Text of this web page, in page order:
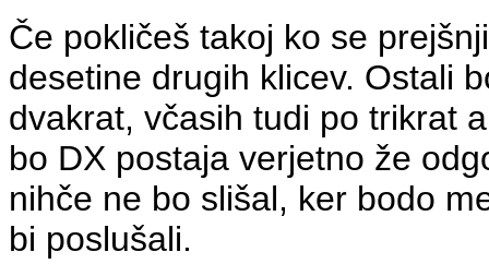
Če pokličeš takoj ko se
desetine drugih klicev. Ostali
dvakrat, včasih tudi po trikrat
bo DX postaja verjetno že
nihče ne bo slišal, ker bodo
bi poslušali.